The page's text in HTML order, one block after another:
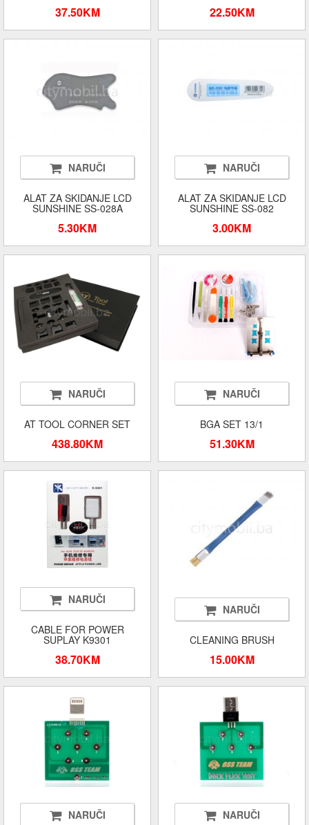
37.50KM 22.50KM
NARUČI
ALAT ZA SKIDANJE LCD
SUNSHINE SS-028A
5.30KM
NARUČI
ALAT ZA SKIDANJE LCD
SUNSHINE SS-082
3.00KM
NARUČI
AT TOOL CORNER SET
438.80KM
NARUČI
BGA SET 13/1
51.30KM
NARUČI
CABLE FOR POWER
SUPLAY K9301
38.70KM
NARUČI
CLEANING BRUSH
15.00KM
NARUČI NARUČI